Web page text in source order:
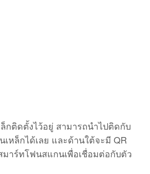
กติดตั้งไว้อยู่ สามารถนำไปติดกับ
เหล็กได้เลย และด้านใต้จะมี QR
มาร์ทโฟนสแกนเพื่อเชื่อมต่อกับตัว